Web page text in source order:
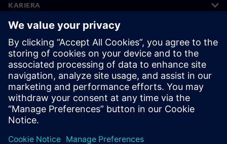
KARIERA
©Siemens 2026
Informacje korporacyjne
Polityka prywatności
Polityka cookies